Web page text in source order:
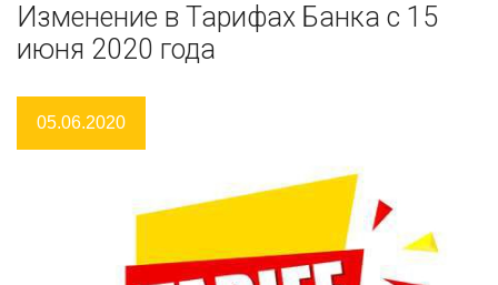
Изменение в Тарифах Банка с 15
июня 2020 года
05.06.2020